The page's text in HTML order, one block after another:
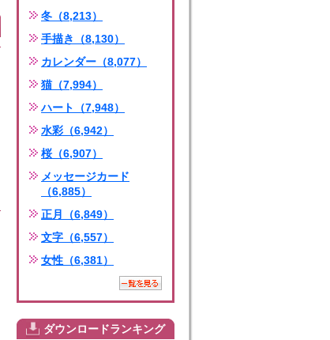
冬（8,213）
手描き（8,130）
カレンダー（8,077）
猫（7,994）
ハート（7,948）
水彩（6,942）
桜（6,907）
メッセージカード
（6,885）
正月（6,849）
文字（6,557）
女性（6,381）
ダウンロードランキング